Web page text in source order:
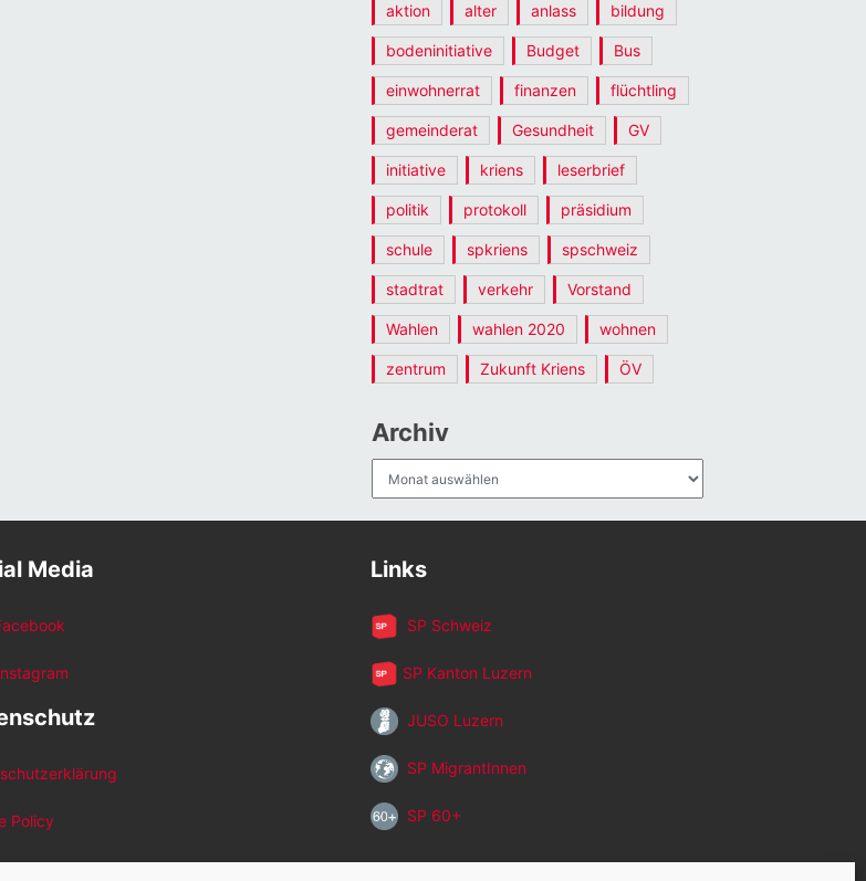
aktion alter anlass bildung
bodeninitiative Budget Bus
einwohnerrat finanzen flüchtling
gemeinderat Gesundheit GV
initiative kriens leserbrief
politik protokoll präsidium
schule spkriens spschweiz
stadtrat verkehr Vorstand
Wahlen wahlen 2020 wohnen
zentrum Zukunft Kriens ÖV
Archiv
Media
Policy
Links
SP Schweiz
SP Kanton Luzern
JUSO Luzern
SP MigrantInnen
SP 60+